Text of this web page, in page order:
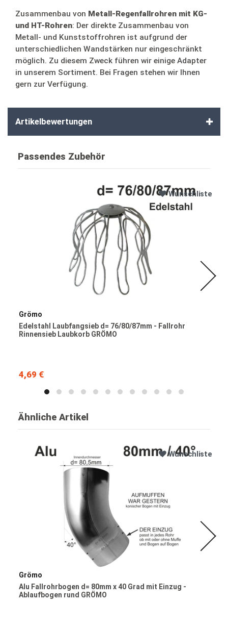
Zusammenbau von Metall-Regenfallrohren mit KG-
und HT-Rohren: Der direkte Zusammenbau von
Metall- und Kunststoffrohren ist aufgrund der
unterschiedlichen Wandstärken nur eingeschränkt
möglich. Zu diesem Zweck führen wir einige Adapter
in unserem Sortiment. Bei Fragen stehen wir Ihnen
gern zur Verfügung.
Artikelbewertungen
Passendes Zubehör
Wunschliste
Grömo
Edelstahl Laubfangsieb d= 76/80/87mm - Fallrohr
Rinnensieb Laubkorb GRÖMO
4,69 €
Ähnliche Artikel
Wunschliste
Grömo
Alu Fallrohrbogen d= 80mm x 40 Grad mit Einzug -
Ablaufbogen rund GRÖMO